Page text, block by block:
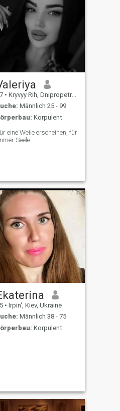
• Kryvyy Rih, Dnipropetrovs'k, Ukraine
Männlich 25 - 99
Korpulent
eine Weile erscheinen, für
Seele
• Irpin', Kiev, Ukraine
Männlich 38 - 75
Korpulent